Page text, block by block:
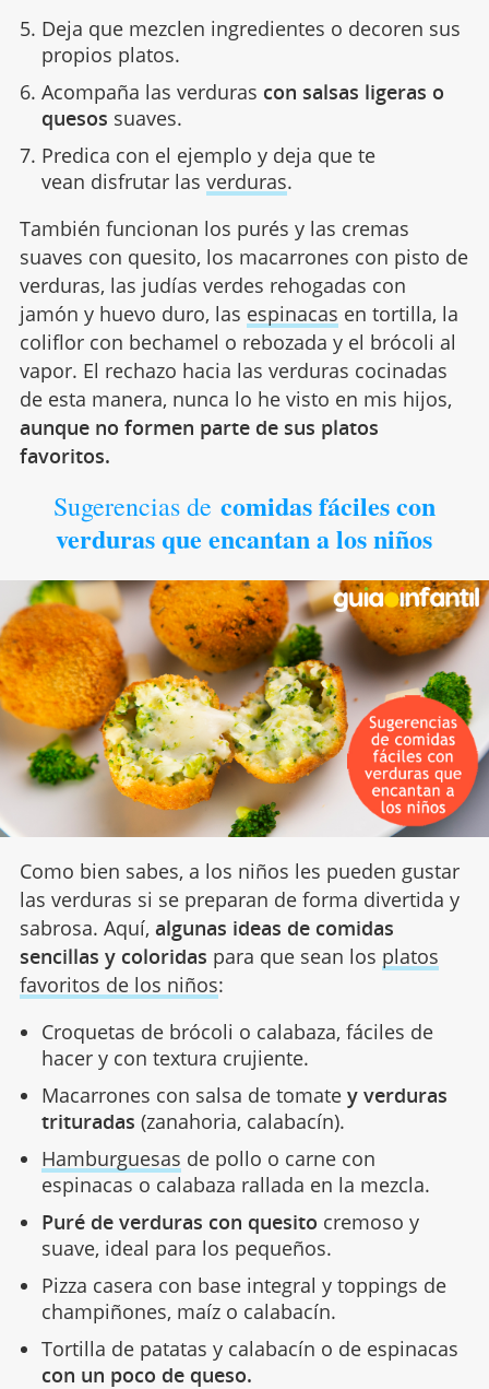
Deja que mezclen ingredientes o decoren sus
propios platos.
Acompaña las verduras con salsas ligeras o
quesos suaves.
Predica con el ejemplo y deja que te
vean disfrutar las verduras.
También funcionan los purés y las cremas
suaves con quesito, los macarrones con pisto de
verduras, las judías verdes rehogadas con
jamón y huevo duro, las espinacas en tortilla, la
coliflor con bechamel o rebozada y el brócoli al
vapor. El rechazo hacia las verduras cocinadas
de esta manera, nunca lo he visto en mis hijos,
aunque no formen parte de sus platos
favoritos.
Sugerencias de comidas fáciles con
verduras que encantan a los niños
Como bien sabes, a los niños les pueden gustar
las verduras si se preparan de forma divertida y
sabrosa. Aquí, algunas ideas de comidas
sencillas y coloridas para que sean los platos
favoritos de los niños:
Croquetas de brócoli o calabaza, fáciles de
hacer y con textura crujiente.
Macarrones con salsa de tomate y verduras
trituradas (zanahoria, calabacín).
Hamburguesas de pollo o carne con
espinacas o calabaza rallada en la mezcla.
Puré de verduras con quesito cremoso y
suave, ideal para los pequeños.
Pizza casera con base integral y toppings de
champiñones, maíz o calabacín.
Tortilla de patatas y calabacín o de espinacas
con un poco de queso.